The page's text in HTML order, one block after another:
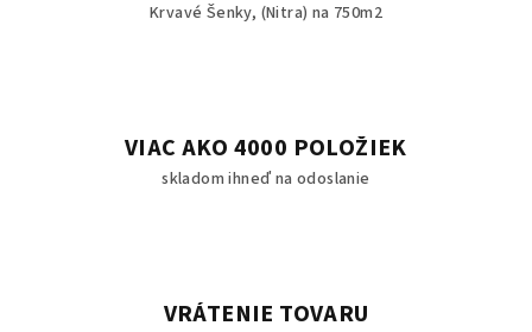
Krvavé Šenky, (Nitra) na 750m2
VIAC AKO 4000 POLOŽIEK
skladom ihneď na odoslanie
VRÁTENIE TOVARU